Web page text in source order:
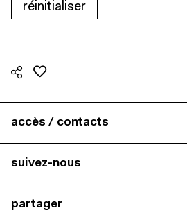
réinitialiser
accès / contacts
suivez-nous
partager